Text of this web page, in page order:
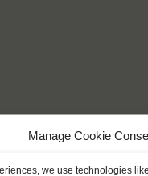
Manage Cookie
we use technologies